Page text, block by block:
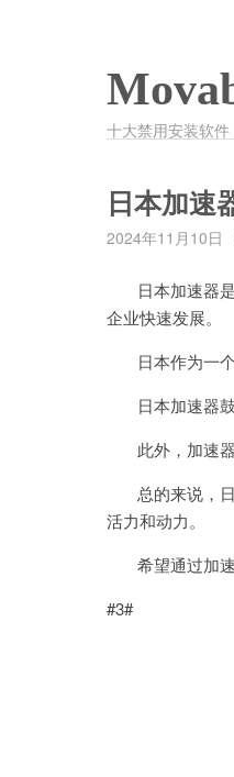
十大禁用安装软件
日本加速
2024年11月10日
日本加速器是
企业快速发展。
日本作为一个
日本加速器鼓
此外，加速器
总的来说，日
活力和动力。
希望通过加速
#3#